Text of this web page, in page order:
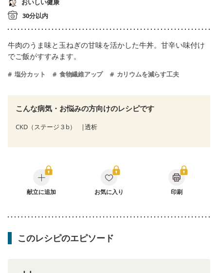
おいしい健康
30分以内
牛肉のうま味と玉ねぎの甘味を活かした牛丼。甘辛い味付け
でご飯がすすみます。
塩分カット 食物繊維アップ カリウムを減らす工夫
こんな病気・お悩みの方向けのレシピです
CKD（ステージ３b） 透析
献立に追加 お気に入り 印刷
このレシピのエピソード